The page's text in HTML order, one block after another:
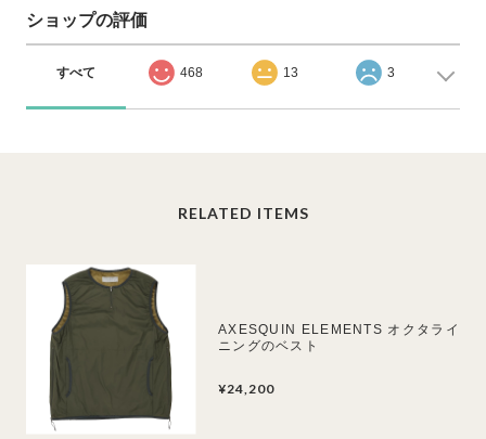
ショップの評価
すべて 468 13 3
RELATED ITEMS
AXESQUIN ELEMENTS オクタライ
ニングのベスト
¥24,200